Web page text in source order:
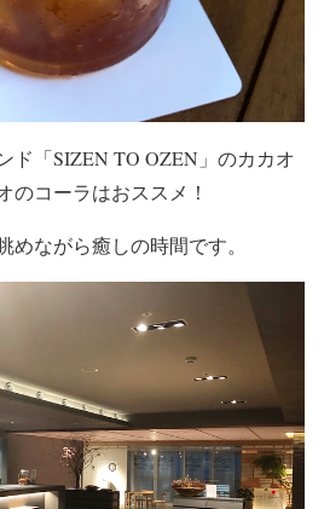
ド「SIZEN TO OZEN」のカカオ
のコーラはおススメ！
めながら癒しの時間です。